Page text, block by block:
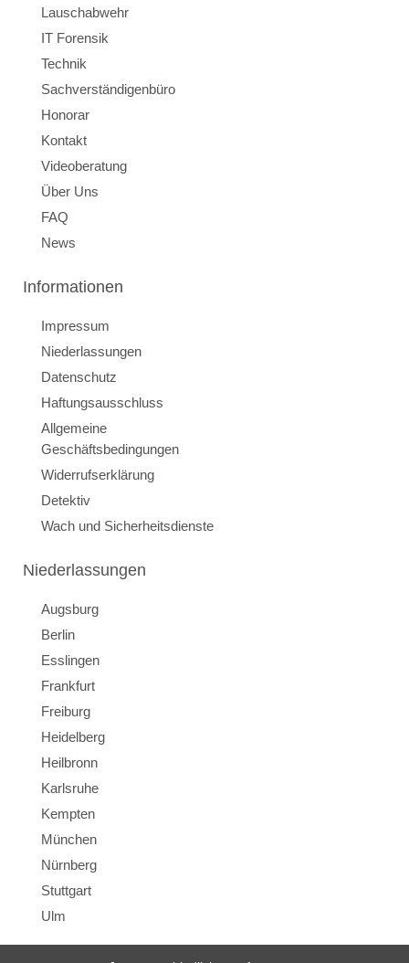
Lauschabwehr
IT Forensik
Technik
Sachverständigenbüro
Honorar
Kontakt
Videoberatung
Über Uns
FAQ
News
Informationen
Impressum
Niederlassungen
Datenschutz
Haftungsausschluss
Allgemeine
Geschäftsbedingungen
Widerrufserklärung
Detektiv
Wach und Sicherheitsdienste
Niederlassungen
Augsburg
Berlin
Esslingen
Frankfurt
Freiburg
Heidelberg
Heilbronn
Karlsruhe
Kempten
München
Nürnberg
Stuttgart
Ulm